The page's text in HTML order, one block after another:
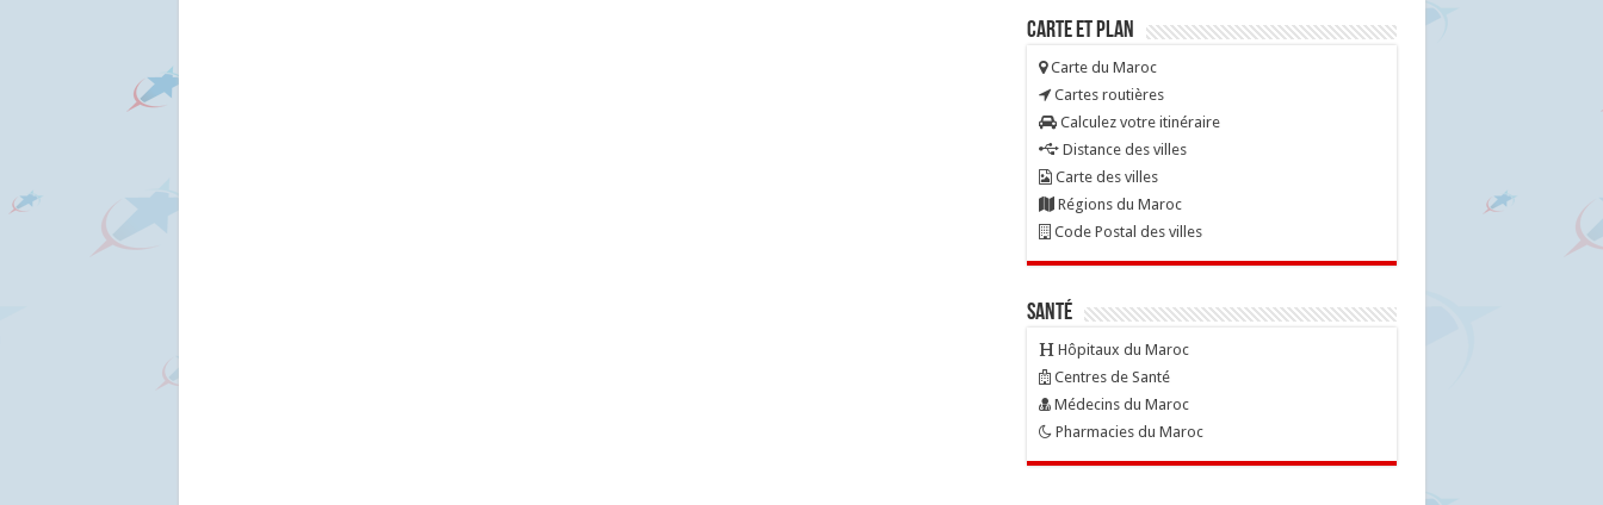
Carte et Plan
Carte du Maroc
Cartes routières
Calculez votre itinéraire
Distance des villes
Carte des villes
Régions du Maroc
Code Postal des villes
Santé
Hôpitaux du Maroc
Centres de Santé
Médecins du Maroc
Pharmacies du Maroc